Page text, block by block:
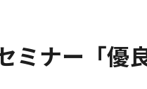
ミナー「優